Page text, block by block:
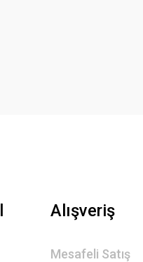
Alışveriş
Mesafeli Satış